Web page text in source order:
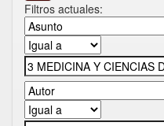
Filtros actuales: